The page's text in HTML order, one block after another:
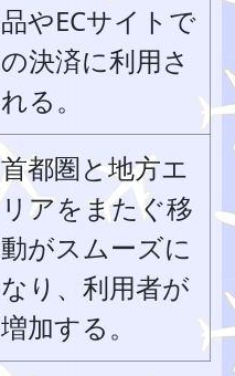
品やECサイトで
の決済に利用さ
れる。
首都圏と地方エ
リアをまたぐ移
動がスムーズに
なり、利用者が
増加する。